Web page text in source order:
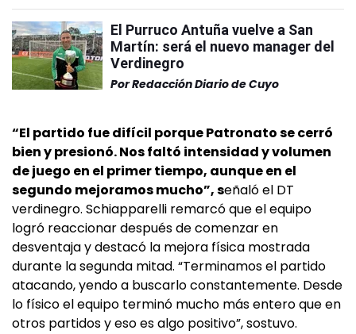
El Purruco Antuña vuelve a San
Martín: será el nuevo manager del
Verdinegro
PorRedacción Diario de Cuyo
“El partido fue difícil porque Patronato se cerró
bien y presionó. Nos faltó intensidad y volumen
de juego en el primer tiempo, aunque en el
segundo mejoramos mucho”, señaló el DT
verdinegro. Schiapparelli remarcó que el equipo
logró reaccionar después de comenzar en
desventaja y destacó la mejora física mostrada
durante la segunda mitad. “Terminamos el partido
atacando, yendo a buscarlo constantemente. Desde
lo físico el equipo terminó mucho más entero que en
otros partidos y eso es algo positivo”, sostuvo.